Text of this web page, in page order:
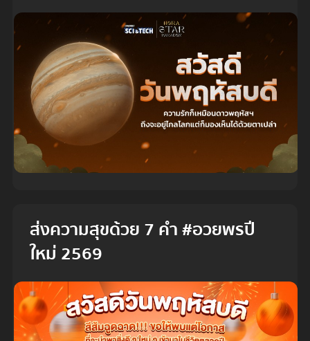
ส่งความสุขด้วย 7 คำ #อวยพรปี
ใหม่ 2569